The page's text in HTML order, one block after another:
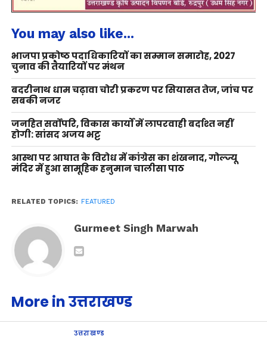
You may also like...
भाजपा प्रकोष्ठ पदाधिकारियों का सम्मान समारोह, 2027
चुनाव की तैयारियों पर मंथन
बदरीनाथ धाम चढ़ावा चोरी प्रकरण पर सियासत तेज, जांच पर
सबकी नजर
जनहित सर्वोपरि, विकास कार्यों में लापरवाही बर्दाश्त नहीं
होगी: सांसद अजय भट्ट
आस्था पर आघात के विरोध में कांग्रेस का शंखनाद, गोल्ज्यू
मंदिर में हुआ सामूहिक हनुमान चालीसा पाठ
RELATED TOPICS: FEATURED
Gurmeet Singh Marwah
More in उत्तराखण्ड
उत्तराखण्ड